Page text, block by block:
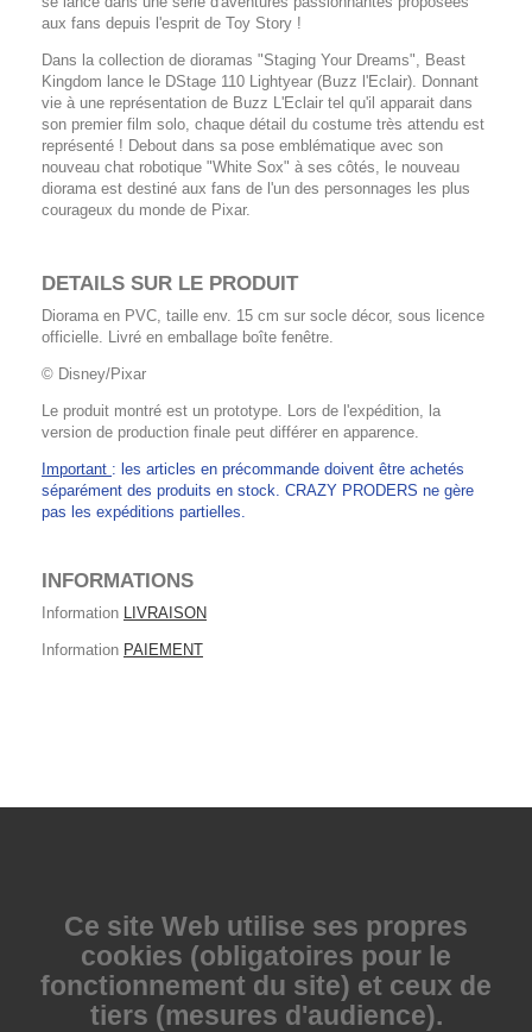
aux fans depuis l'esprit de Toy Story !
Dans la collection de dioramas "Staging Your Dreams", Beast
Kingdom lance le DStage 110 Lightyear (Buzz l'Eclair). Donnant
vie à une représentation de Buzz L'Eclair tel qu'il apparait dans
son premier film solo, chaque détail du costume très attendu est
représenté ! Debout dans sa pose emblématique avec son
nouveau chat robotique "White Sox" à ses côtés, le nouveau
diorama est destiné aux fans de l'un des personnages les plus
courageux du monde de Pixar.
DETAILS SUR LE PRODUIT
Diorama en PVC, taille env. 15 cm sur socle décor, sous licence
officielle. Livré en emballage boîte fenêtre.
© Disney/Pixar
Le produit montré est un prototype. Lors de l'expédition, la
version de production finale peut différer en apparence.
Important : les articles en précommande doivent être achetés
séparément des produits en stock. CRAZY PRODERS ne gère
pas les expéditions partielles.
INFORMATIONS
Information LIVRAISON
Information PAIEMENT
Ce site Web utilise ses propres
cookies (obligatoires pour le
fonctionnement du site) et ceux de
tiers (mesures d'audience).